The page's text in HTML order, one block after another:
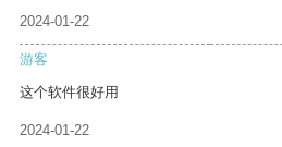
2024-01-22
游客
这个软件很好用
2024-01-22